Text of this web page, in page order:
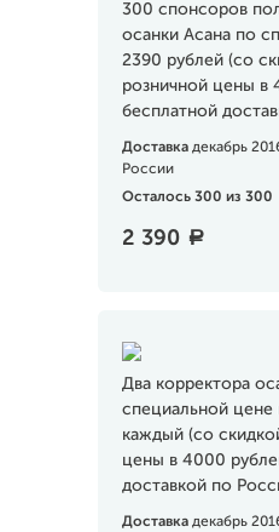
300 спонсоров
осанки Асана по
2390 рублей (со
розничной цены в
бесплатной
Доставка декабрь
России
Осталось 300 из 300
2 390 a
Два корректора
специальной цене
каждый (со
цены в 4000
доставкой по
Доставка декабрь